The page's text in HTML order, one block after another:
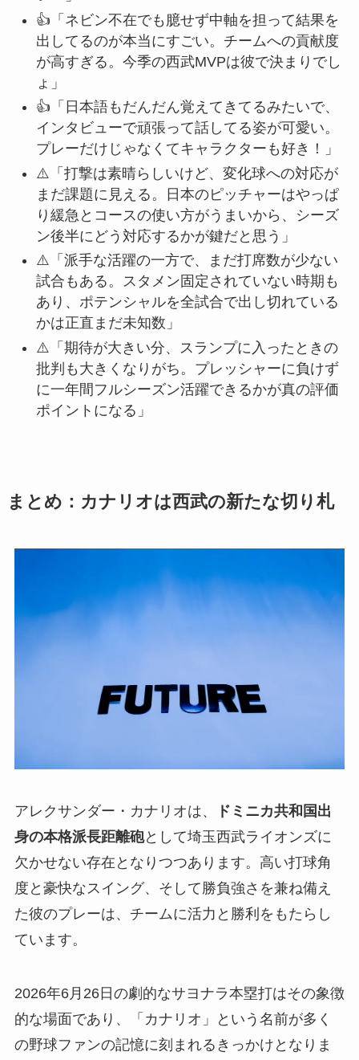
👍「ネビン不在でも臆せず中軸を担って結果を
出してるのが本当にすごい。チームへの貢献度
が高すぎる。今季の西武MVPは彼で決まりでし
ょ」
👍「日本語もだんだん覚えてきてるみたいで、
インタビューで頑張って話してる姿が可愛い。
プレーだけじゃなくてキャラクターも好き！」
⚠️「打撃は素晴らしいけど、変化球への対応が
まだ課題に見える。日本のピッチャーはやっぱ
り緩急とコースの使い方がうまいから、シーズ
ン後半にどう対応するかが鍵だと思う」
⚠️「派手な活躍の一方で、まだ打席数が少ない
試合もある。スタメン固定されていない時期も
あり、ポテンシャルを全試合で出し切れている
かは正直まだ未知数」
⚠️「期待が大きい分、スランプに入ったときの
批判も大きくなりがち。プレッシャーに負けず
に一年間フルシーズン活躍できるかが真の評価
ポイントになる」
まとめ：カナリオは西武の新たな切り札
アレクサンダー・カナリオは、
ドミニカ共和国出
身の本格派長距離砲として埼玉西武ライオンズに
欠かせない存在となりつつあります。高い打球角
度と豪快なスイング、そして勝負強さを兼ね備え
た彼のプレーは、チームに活力と勝利をもたらし
ています。
2026年6月26日の劇的なサヨナラ本塁打はその象徴
的な場面であり、「カナリオ」という名前が多く
の野球ファンの記憶に刻まれるきっかけとなりま